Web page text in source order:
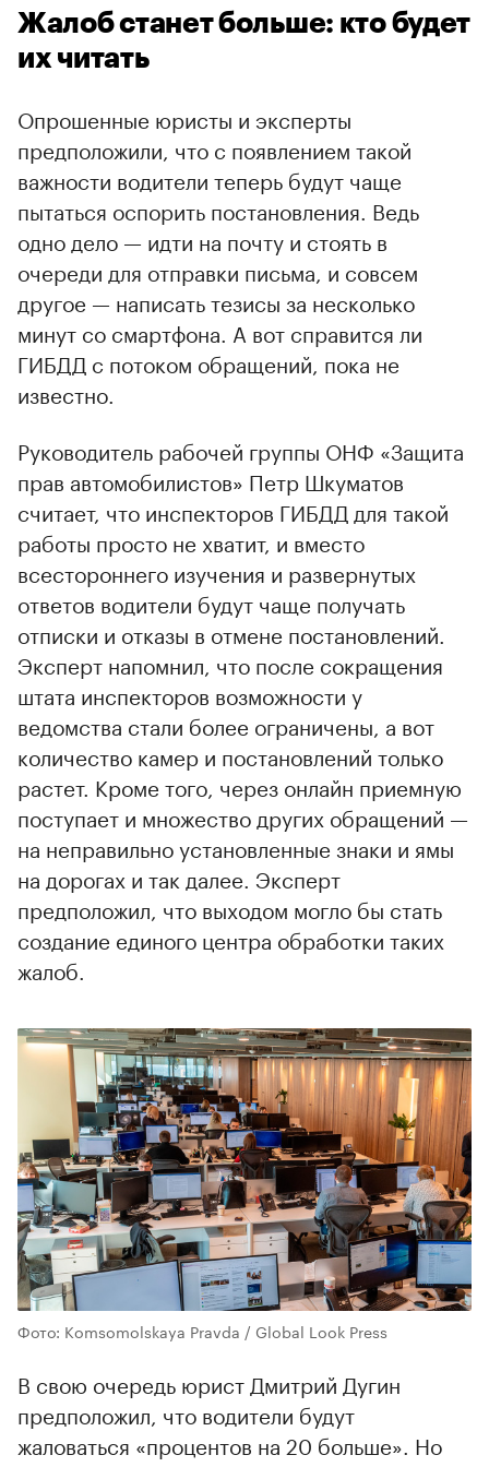
Жалоб станет больше: кто будет
их читать
Опрошенные юристы и эксперты
предположили, что с появлением такой
важности водители теперь будут чаще
пытаться оспорить постановления. Ведь
одно дело — идти на почту и стоять в
очереди для отправки письма, и совсем
другое — написать тезисы за несколько
минут со смартфона. А вот справится ли
ГИБДД с потоком обращений, пока не
известно.
Руководитель рабочей группы ОНФ «Защита
прав автомобилистов» Петр Шкуматов
считает, что инспекторов ГИБДД для такой
работы просто не хватит, и вместо
всестороннего изучения и развернутых
ответов водители будут чаще получать
отписки и отказы в отмене постановлений.
Эксперт напомнил, что после сокращения
штата инспекторов возможности у
ведомства стали более ограничены, а вот
количество камер и постановлений только
растет. Кроме того, через онлайн приемную
поступает и множество других обращений —
на неправильно установленные знаки и ямы
на дорогах и так далее. Эксперт
предположил, что выходом могло бы стать
создание единого центра обработки таких
жалоб.
Фото: Komsomolskaya Pravda / Global Look Press
В свою очередь юрист Дмитрий Дугин
предположил, что водители будут
жаловаться «процентов на 20 больше». Но